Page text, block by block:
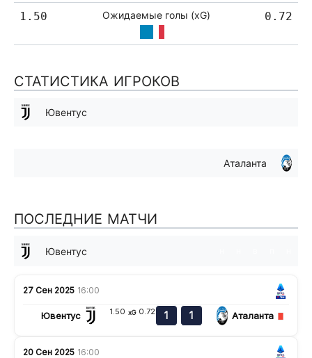
1.50 Ожидаемые голы (xG) 0.72
СТАТИСТИКА ИГРОКОВ
Ювентус
Аталанта
ПОСЛЕДНИЕ МАТЧИ
Ювентус
27 Сен 2025 16:00
Ювентус 1.50 xG 0.72 1 1 Аталанта
20 Сен 2025 16:00